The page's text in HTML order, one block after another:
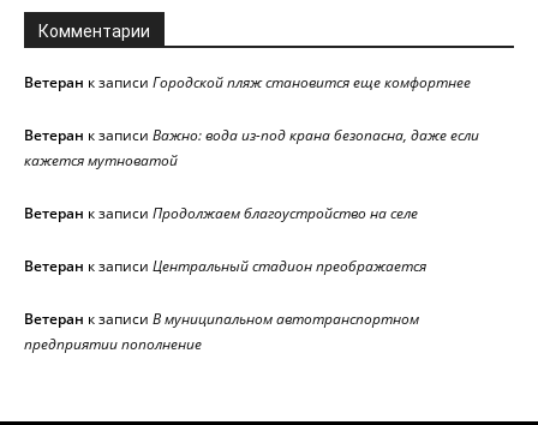
Комментарии
Ветеран к записи Городской пляж становится еще комфортнее
Ветеран к записи Важно: вода из-под крана безопасна, даже если
кажется мутноватой
Ветеран к записи Продолжаем благоустройство на селе
Ветеран к записи Центральный стадион преображается
Ветеран к записи В муниципальном автотранспортном
предприятии пополнение